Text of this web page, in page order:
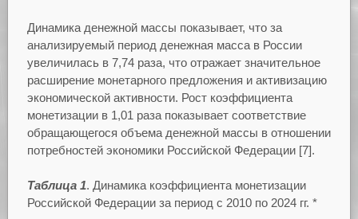
Динамика денежной массы показывает, что за
анализируемый период денежная масса в России
увеличилась в 7,74 раза, что отражает значительное
расширение монетарного предложения и активизацию
экономической активности. Рост коэффициента
монетизации в 1,01 раза показывает соответствие
обращающегося объема денежной массы в отношении
потребностей экономики Российской Федерации [7].
Таблица 1. Динамика коэффициента монетизации
Российской Федерации за период с 2010 по 2024 гг. *